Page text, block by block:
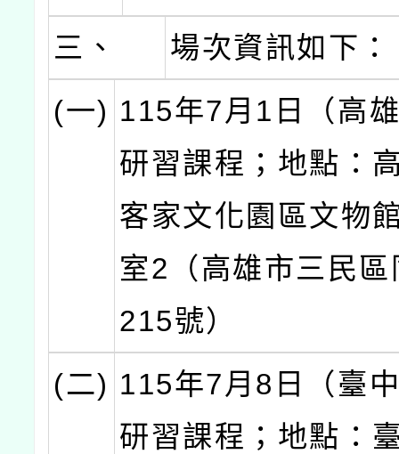
三、
場次資訊如下：
(一) 115年7月1日（高
研習課程；地點：
客家文化園區文物
室2（高雄市三民
215號）
(二) 115年7月8日（臺
研習課程；地點：